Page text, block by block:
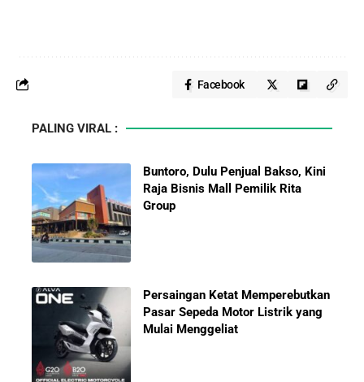
Facebook
PALING VIRAL :
Buntoro, Dulu Penjual Bakso, Kini
Raja Bisnis Mall Pemilik Rita
Group
Persaingan Ketat Memperebutkan
Pasar Sepeda Motor Listrik yang
Mulai Menggeliat